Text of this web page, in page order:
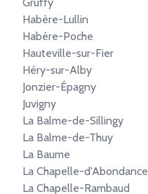
Habère-Lullin
Habère-Poche
Hauteville-sur-Fier
Héry-sur-Alby
Jonzier-Épagny
Juvigny
La Balme-de-Sillingy
La Balme-de-Thuy
La Baume
La Chapelle-d'Abondance
La Chapelle-Rambaud